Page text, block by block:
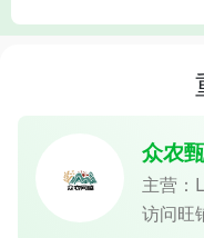
众农
主营：
访问旺